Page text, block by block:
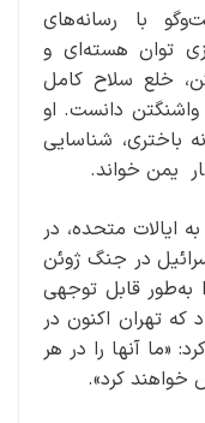
با رسانه‌های
توان هسته‌ای و
خلع سلاح کامل
دانست. او
باختری، شناسایی
یمن خواند.
ایالات متحده، در
در جنگ ژوئن
به‌طور قابل توجهی
که تهران اکنون در
«ما آنها را در هر
خواهند کرد».